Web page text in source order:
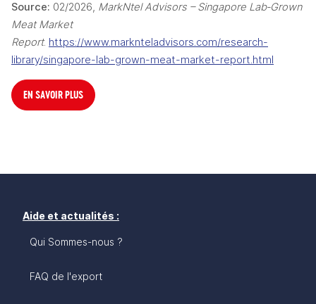
Source: 02/2026, MarkNtel Advisors – Singapore Lab‑Grown
Meat Market
Report. https://www.marknteladvisors.com/research-
library/singapore-lab-grown-meat-market-report.html
EN SAVOIR PLUS
Aide et actualités :
Qui Sommes-nous ?
FAQ de l'export